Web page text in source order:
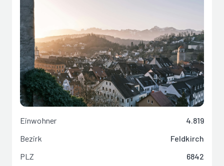
Einwohner
4.819
Bezirk
Feldkirch
PLZ
6842